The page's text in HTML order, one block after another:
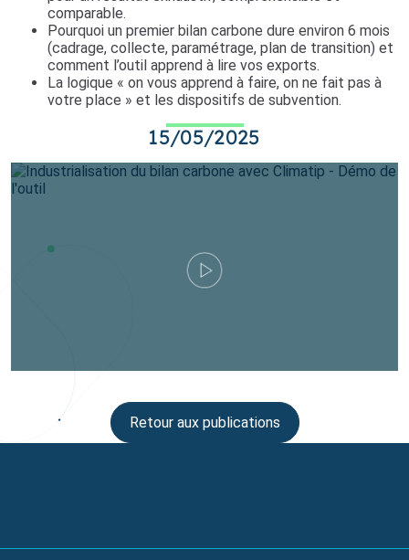
comparable.
Pourquoi un premier bilan carbone dure environ 6 mois
(cadrage, collecte, paramétrage, plan de transition) et
comment l’outil apprend à lire vos exports.
La logique « on vous apprend à faire, on ne fait pas à
votre place » et les dispositifs de subvention.
15/05/2025
Retour aux publications